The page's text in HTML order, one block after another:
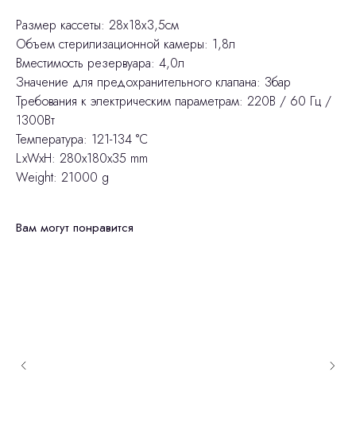
Размер кассеты: 28х18х3,5см
Объем стерилизационной камеры: 1,8л
Вместимость резервуара: 4,0л
Значение для предохранительного клапана: 3бар
Требования к электрическим параметрам: 220В / 60 Гц /
1300Вт
Температура: 121-134 °C
LxWxH: 280x180x35 mm
Weight: 21000 g
Вам могут понравится